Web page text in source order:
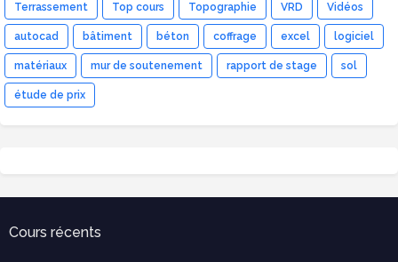
Terrassement Top cours Topographie VRD Vidéos
autocad bâtiment béton coffrage excel logiciel
matériaux mur de soutenement rapport de stage sol
étude de prix
Cours récents